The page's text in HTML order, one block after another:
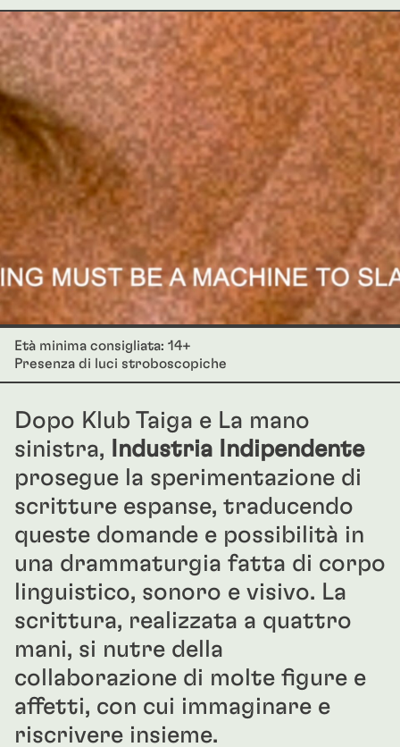
Età minima consigliata: 14+
Presenza di luci stroboscopiche
Dopo Klub Taiga e La mano
sinistra,
Industria Indipendente
prosegue la sperimentazione di
scritture espanse, traducendo
queste domande e possibilità in
una drammaturgia fatta di corpo
linguistico, sonoro e visivo. La
scrittura, realizzata a quattro
mani, si nutre della
collaborazione di molte figure e
affetti, con cui immaginare e
riscrivere insieme.